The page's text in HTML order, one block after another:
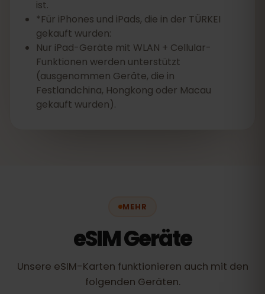
ist.
*Für iPhones und iPads, die in der TÜRKEI
gekauft wurden:
Nur iPad-Geräte mit WLAN + Cellular-
Funktionen werden unterstützt
(ausgenommen Geräte, die in
Festlandchina, Hongkong oder Macau
gekauft wurden).
MEHR
eSIM Geräte
Unsere eSIM-Karten funktionieren auch mit den
folgenden Geräten.